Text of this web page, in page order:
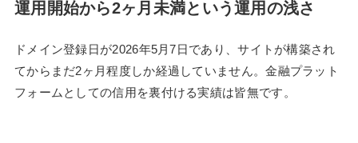
運用開始から2ヶ月未満という運用の浅さ
ドメイン登録日が2026年5月7日であり、サイトが構築され
てからまだ2ヶ月程度しか経過していません。金融プラット
フォームとしての信用を裏付ける実績は皆無です。